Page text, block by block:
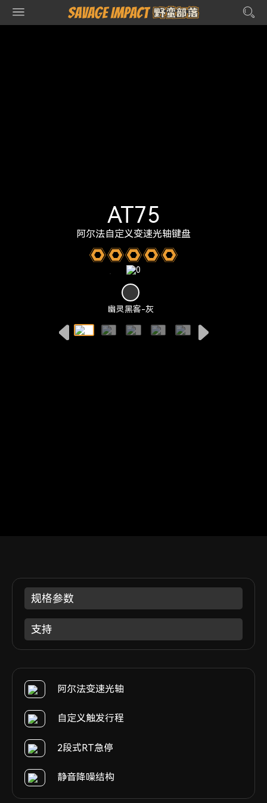
幽灵黑客-灰
AT75
阿尔法自定义变速光轴键盘
阿尔法变速光轴
自定义触发行程
2段式RT急停
静音降噪结构
规格参数
支持